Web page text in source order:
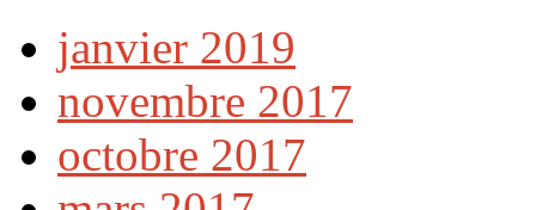
janvier 2019
novembre 2017
octobre 2017